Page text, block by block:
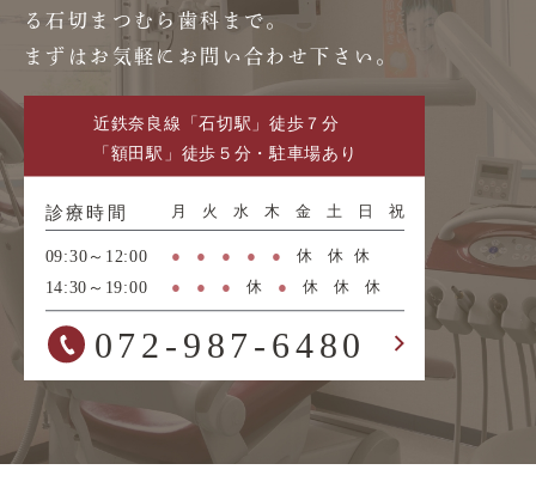
る石切まつむら歯科まで。
まずはお気軽にお問い合わせ下さい。